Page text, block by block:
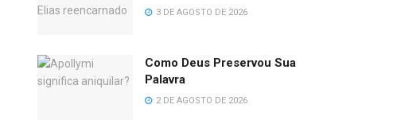
3 DE AGOSTO DE 2026
Como Deus Preservou Sua
Palavra
2 DE AGOSTO DE 2026